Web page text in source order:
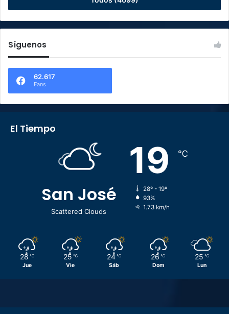
Síguenos
62.617
Fans
El Tiempo
San José
Scattered Clouds
19 ℃
28º - 19º
93%
1.73 km/h
28 ℃
Jue
25 ℃
Vie
24 ℃
Sáb
26 ℃
Dom
25 ℃
Lun